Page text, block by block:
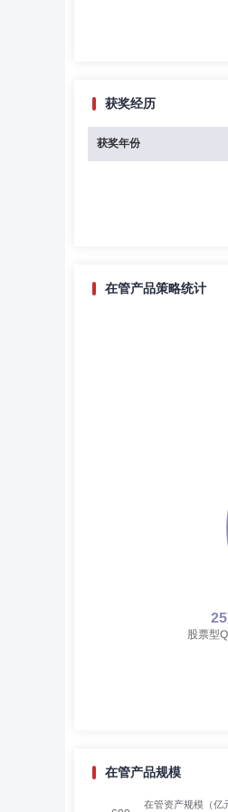
获奖经历
获奖年份
在管产品策略统计
在管产品规模